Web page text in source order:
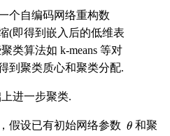
个自编码网络重构数
(即得到嵌入后的低维表
类算法如 k-means 等对
到聚类质心和聚类分配.
进一步聚类.
假设已有初始网络参数
和聚